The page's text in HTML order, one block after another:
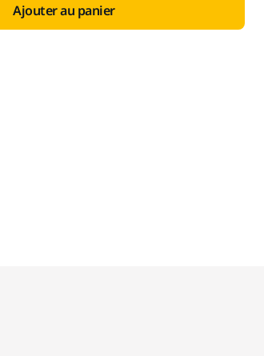
Ajouter au panier